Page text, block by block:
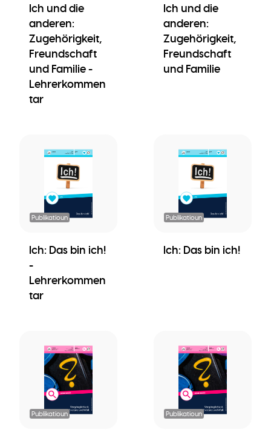
Ich und die
anderen:
Zugehörigkeit,
Freundschaft
und Familie -
Lehrerkommen
tar
Ich und die
anderen:
Zugehörigkeit,
Freundschaft
und Familie
Publikatioun
Ich: Das bin ich!
-
Lehrerkommen
tar
Publikatioun
Ich: Das bin ich!
Publikatioun Publikatioun